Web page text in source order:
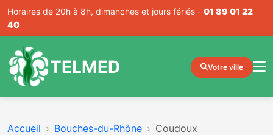
Horaires de 20h à 8h, dimanches et jours fériés - 01 89 01 22
40
TELMED Votre ville
Accueil Bouches-du-Rhône Coudoux